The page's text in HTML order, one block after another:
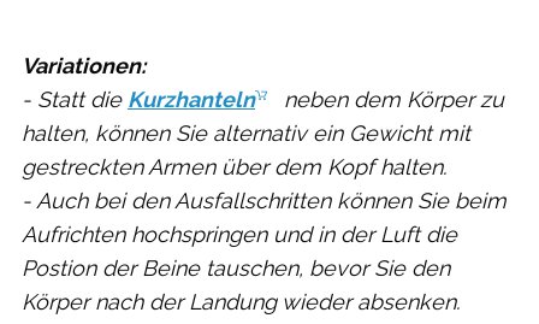
Variationen:
- Statt die Kurzhanteln
neben dem Körper zu
halten, können Sie alternativ ein Gewicht mit
gestreckten Armen über dem Kopf halten.
- Auch bei den Ausfallschritten können Sie beim
Aufrichten hochspringen und in der Luft die
Postion der Beine tauschen, bevor Sie den
Körper nach der Landung wieder absenken.